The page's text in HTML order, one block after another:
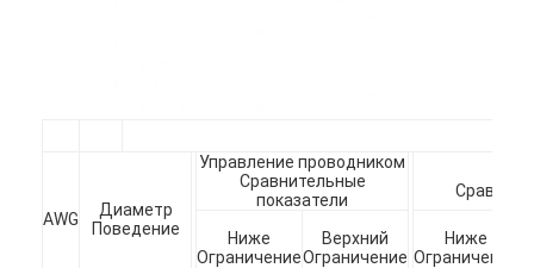
Новости
AWG
Диаметр
Поведение
Управление проводником
Сравнительные
показатели
Ниже
Ограничение
Верхний
Ограничение
Ниже
Ограничение